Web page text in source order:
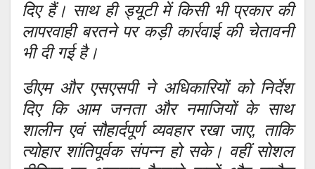
दिए हैं। साथ ही ड्यूटी में किसी भी प्रकार की
लापरवाही बरतने पर कड़ी कार्रवाई की चेतावनी
भी दी गई है।
डीएम और एसएसपी ने अधिकारियों को निर्देश
दिए कि आम जनता और नमाजियों के साथ
शालीन एवं सौहार्दपूर्ण व्यवहार रखा जाए, ताकि
त्योहार शांतिपूर्वक संपन्न हो सके। वहीं सोशल